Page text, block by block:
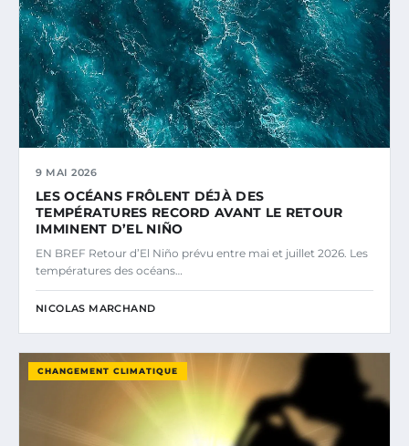
9 MAI 2026
LES OCÉANS FRÔLENT DÉJÀ DES
TEMPÉRATURES RECORD AVANT LE RETOUR
IMMINENT D’EL NIÑO
EN BREF Retour d’El Niño prévu entre mai et juillet 2026. Les
températures des océans…
NICOLAS MARCHAND
CHANGEMENT CLIMATIQUE